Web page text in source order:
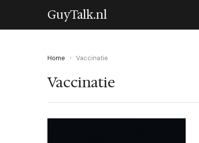
GuyTalk.nl
Home › Vaccinatie
Vaccinatie